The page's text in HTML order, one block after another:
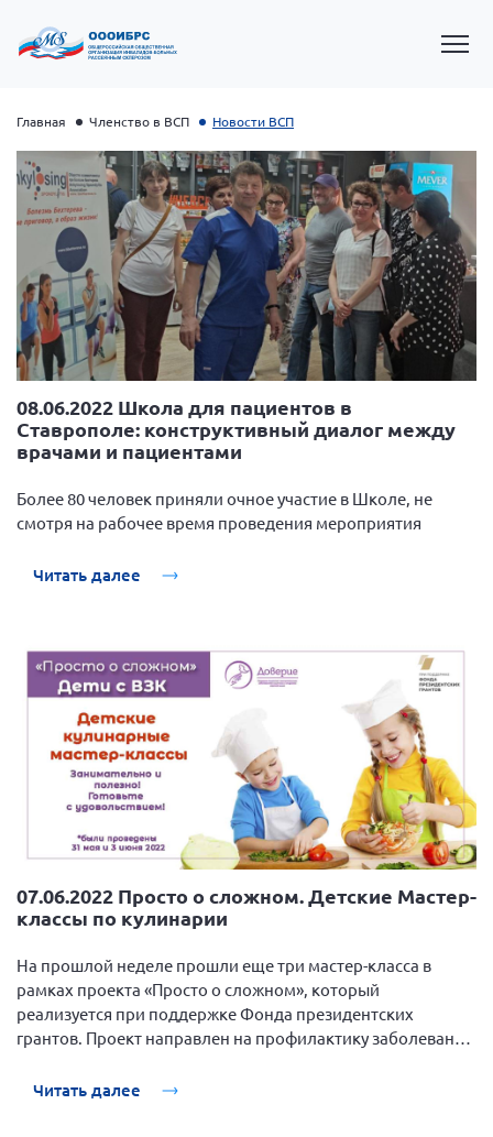
Президент Власов Я.В.
Первый вице-президент Кичигина Н. Ф.
Генеральный директор Матвиевская О.В.
Вице-президент Шишлянников Ф.В.
Отдел международных отношений
Вице-президент Валюх М.В.
Вице-президент Чернова А.В.
Вице-президент Цикорин И.В.
Вице-президент Груба Л.В.
Главный бухгалтер Жаворонкова Г.М.
Конференция ОООИБРС 2026
Конференция ОООИБРС 2025
Экспертный совет ОООИБРС 2025
Конференция ОООИБРС 2024
Конференция ОООИБРС 2023
Конференция ОООИБРС 2022
Конференция ОООИБРС 2021
Конференция ОООИБРС 2020
Главная Членство в ВСП Новости ВСП
08.06.2022 Школа для пациентов в
Ставрополе: конструктивный диалог между
врачами и пациентами
Более 80 человек приняли очное участие в Школе, не
смотря на рабочее время проведения мероприятия
Читать далее
07.06.2022 Просто о сложном. Детские Мастер-
классы по кулинарии
На прошлой неделе прошли еще три мастер-класса в
рамках проекта «Просто о сложном», который
реализуется при поддержке Фонда президентских
грантов. Проект направлен на профилактику заболеваний
Читать далее